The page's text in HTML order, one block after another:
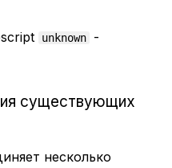
unknown
-
существующих
несколько